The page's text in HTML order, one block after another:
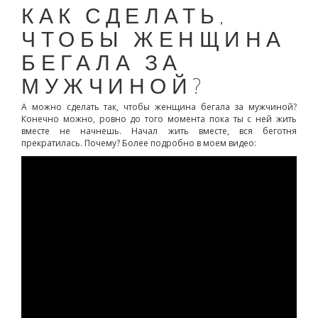
КАК СДЕЛАТЬ,
ЧТОБЫ ЖЕНЩИНА
БЕГАЛА ЗА
МУЖЧИНОЙ?
А можно сделать так, чтобы женщина бегала за мужчиной?
Конечно можно, ровно до того момента пока ты с ней жить
вместе не начнешь. Начал жить вместе, вся беготня
прекратилась. Почему? Более подробно в моем видео: